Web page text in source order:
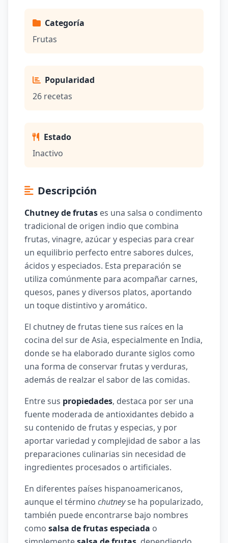
Categoría
Frutas
Popularidad
26 recetas
Estado
Inactivo
Descripción
Chutney de frutas es una salsa o condimento
tradicional de origen indio que combina
frutas, vinagre, azúcar y especias para crear
un equilibrio perfecto entre sabores dulces,
ácidos y especiados. Esta preparación se
utiliza comúnmente para acompañar carnes,
quesos, panes y diversos platos, aportando
un toque distintivo y aromático.
El chutney de frutas tiene sus raíces en la
cocina del sur de Asia, especialmente en India,
donde se ha elaborado durante siglos como
una forma de conservar frutas y verduras,
además de realzar el sabor de las comidas.
Entre sus propiedades, destaca por ser una
fuente moderada de antioxidantes debido a
su contenido de frutas y especias, y por
aportar variedad y complejidad de sabor a las
preparaciones culinarias sin necesidad de
ingredientes procesados o artificiales.
En diferentes países hispanoamericanos,
aunque el término chutneyse ha popularizado,
también puede encontrarse bajo nombres
como salsa de frutas especiada o